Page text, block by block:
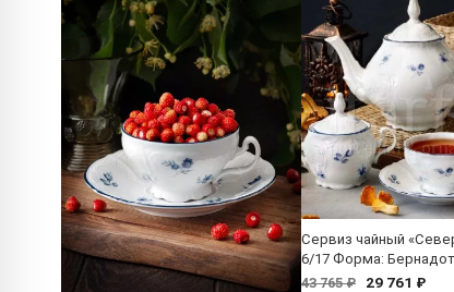
Сервиз чайный
6/17 Форма:
43 765 ₽
29 761 ₽